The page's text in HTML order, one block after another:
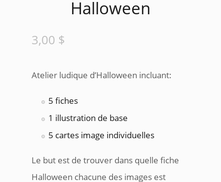
Halloween
3,00 $
Atelier ludique d’Halloween incluant:
5 fiches
1 illustration de base
5 cartes image individuelles
Le but est de trouver dans quelle fiche
Halloween chacune des images est